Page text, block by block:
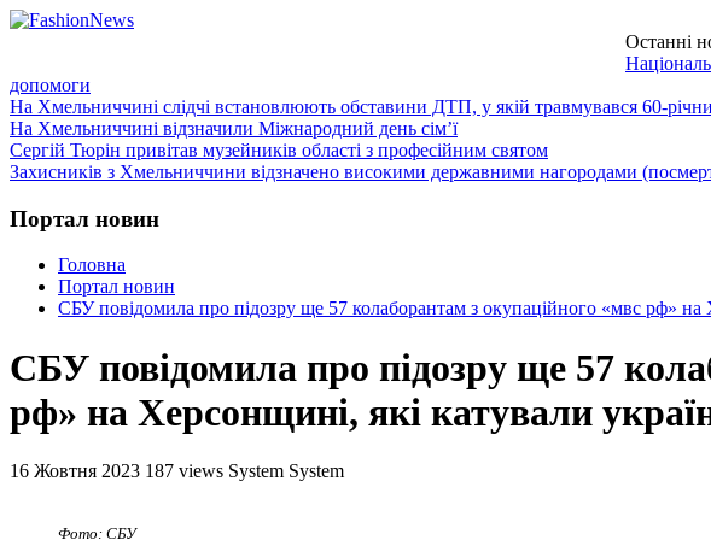
Останні
допомоги
На Хмельниччині слідчі встановлюють обставини ДТП, у якій травмувався 60-
На Хмельниччині відзначили Міжнародний день сім’ї
Сергій Тюрін привітав музейників області з професійним святом
Захисників з Хмельниччини відзначено високими державними нагородами
Портал новин
Головна
Портал новин
СБУ повідомила про підозру ще 57 колаборантам з окупаційного «мвс рф» на
СБУ повідомила про підозру ще 57
рф» на Херсонщині, які катували
16 Жовтня 2023 187 views System System
Фото: СБУ